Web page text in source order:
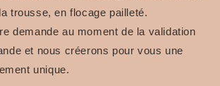
trousse, en flocage pailleté.
demande au moment de la validation
et nous créerons pour vous une
unique.